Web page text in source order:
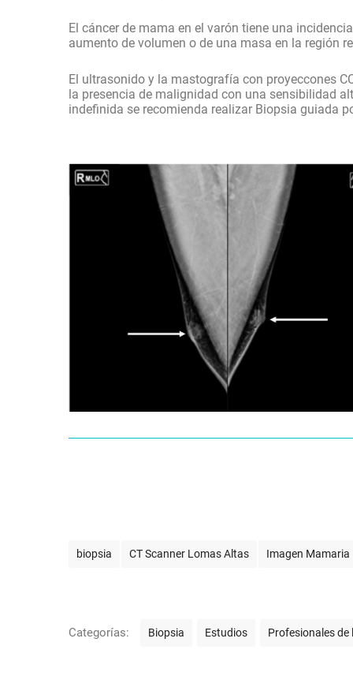
El cáncer de mama en el varón tiene una
aumento de volumen o de una masa en la región
El ultrasonido y la mastografía con proyeccones
la presencia de malignidad con una sensibilidad
indefinida se recomienda realizar Biopsia guiada
u
biopsia CT Scanner Lomas Altas Imagen Mamaria
Categorías: Biopsia Estudios Profesionales de